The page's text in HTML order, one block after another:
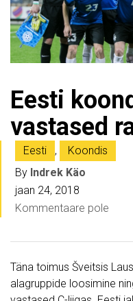
Eesti
vastased
Eesti ,
Koondis
By Indrek Käo
jaan 24, 2018
Kommentaare pole
Täna toimus Šveitsis
alagruppide loosimine